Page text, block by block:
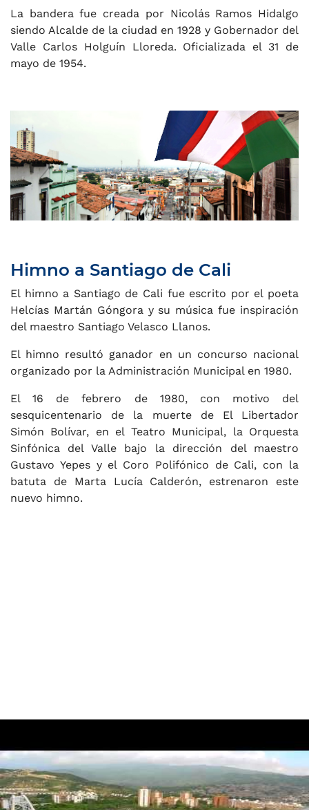
La bandera fue creada por Nicolás Ramos Hidalgo
siendo Alcalde de la ciudad en 1928 y Gobernador del
Valle Carlos Holguín Lloreda. Oficializada el 31 de
mayo de 1954.
Himno a Santiago de Cali
El himno a Santiago de Cali fue escrito por el poeta
Helcías Martán Góngora y su música fue inspiración
del maestro Santiago Velasco Llanos.
El himno resultó ganador en un concurso nacional
organizado por la Administración Municipal en 1980.
El 16 de febrero de 1980, con motivo del
sesquicentenario de la muerte de El Libertador
Simón Bolívar, en el Teatro Municipal, la Orquesta
Sinfónica del Valle bajo la dirección del maestro
Gustavo Yepes y el Coro Polifónico de Cali, con la
batuta de Marta Lucía Calderón, estrenaron este
nuevo himno.